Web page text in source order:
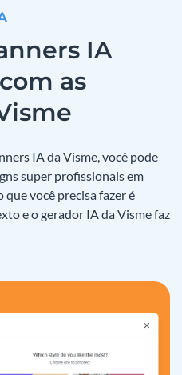
IA
as
IA da Visme, você pode
super profissionais em
você precisa fazer é
e o gerador IA da Visme faz